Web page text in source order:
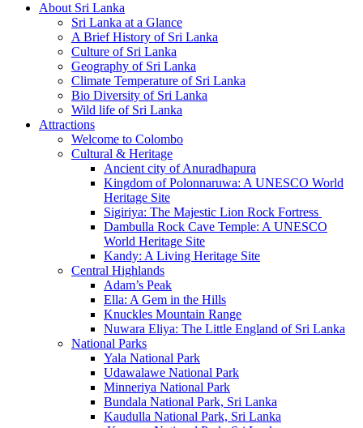
About Sri Lanka
Sri Lanka at a Glance
A Brief History of Sri Lanka
Culture of Sri Lanka
Geography of Sri Lanka
Climate Temperature of Sri Lanka
Bio Diversity of Sri Lanka
Wild life of Sri Lanka
Attractions
Welcome to Colombo
Cultural & Heritage
Ancient city of Anuradhapura
Kingdom of Polonnaruwa: A UNESCO World
Heritage Site
Sigiriya: The Majestic Lion Rock Fortress
Dambulla Rock Cave Temple: A UNESCO
World Heritage Site
Kandy: A Living Heritage Site
Central Highlands
Adam’s Peak
Ella: A Gem in the Hills
Knuckles Mountain Range
Nuwara Eliya: The Little England of Sri Lanka
National Parks
Yala National Park
Udawalawe National Park
Minneriya National Park
Bundala National Park, Sri Lanka
Kaudulla National Park, Sri Lanka